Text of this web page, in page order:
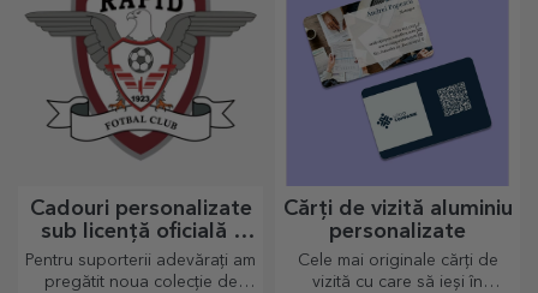
Cadouri personalizate
sub licență oficială -
FC Rapid 1923
București
Pentru suporterii adevărați am
pregătit noua colecție de
Cărți de vizită aluminiu
personalizate
Cele mai originale cărți de
vizită cu care să ieși în